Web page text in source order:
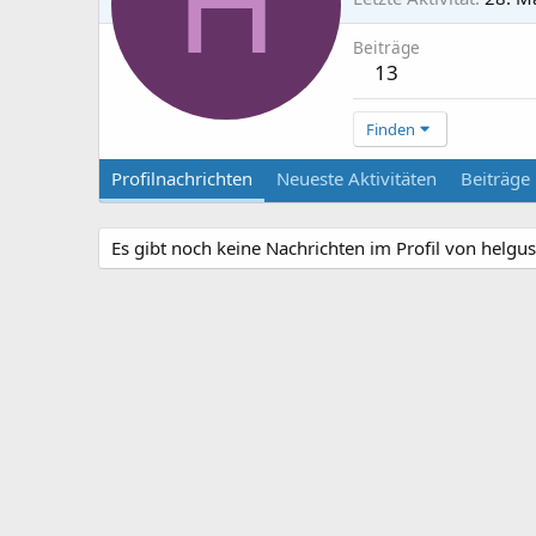
Beiträge
13
Finden
Profilnachrichten Neueste Aktivitäten Beiträge
Es gibt noch keine Nachrichten im Profil von